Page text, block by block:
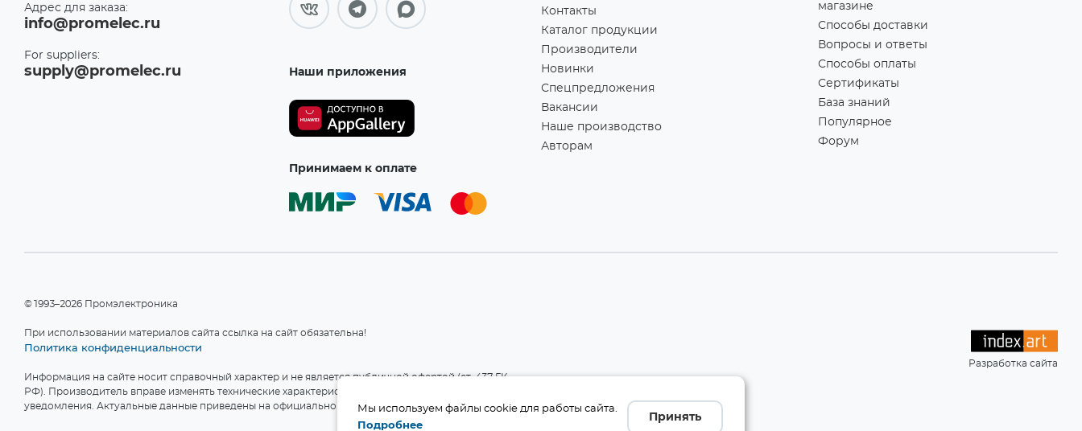
Адрес для заказа:
info@promelec.ru
For suppliers:
supply@promelec.ru Наши приложения
Принимаем к оплате
Контакты
Каталог продукции
Производители
Новинки
Спецпредложения
Вакансии
Наше производство
Авторам
магазине
Способы доставки
Вопросы и ответы
Способы оплаты
Сертификаты
База знаний
Популярное
Форум
©1993–2026 Промэлектроника
При использовании материалов сайта ссылка на сайт обязательна!
Политика конфиденциальности
Информация на сайте носит справочный характер и не является публичной офертой (ст. 437 ГК
РФ). Производитель вправе изменять технические характеристики и комплект поставки без
уведомления. Актуальные данные приведены на официальном сайте производителя.
Разработка сайта
Мы используем файлы cookie для работы сайта.
Подробнее
Принять